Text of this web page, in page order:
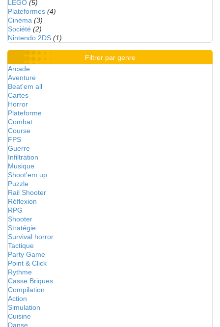
LEGO (5)
Plateformes (4)
Cinéma (3)
Société (2)
Nintendo 2DS (1)
Filtrer par genre
Arcade
Aventure
Beat'em all
Cartes
Horror
Plateforme
Combat
Course
FPS
Guerre
Infiltration
Musique
Shoot'em up
Puzzle
Rail Shooter
Réflexion
RPG
Shooter
Stratégie
Survival horror
Tactique
Party Game
Point & Click
Rythme
Casse Briques
Compilation
Action
Simulation
Cuisine
Danse